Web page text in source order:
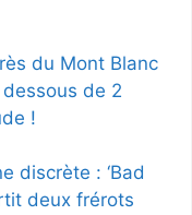
du Mont Blanc
de 2
!
discrète : ‘Bad
deux frérots